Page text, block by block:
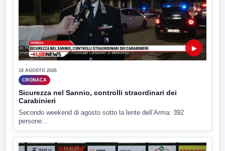
▶
10 AGOSTO 2026
CRONACA
Sicurezza nel Sannio, controlli straordinari dei
Carabinieri
Secondo weekend di agosto sotto la lente dell’Arma: 392
persone...